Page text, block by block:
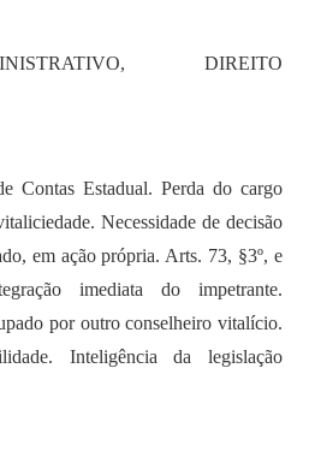
DIREITO
Contas Estadual. Perda do cargo
Necessidade de decisão
em ação própria. Arts. 73, §3º, e
imediata do impetrante.
por outro conselheiro vitalício.
Inteligência da legislação